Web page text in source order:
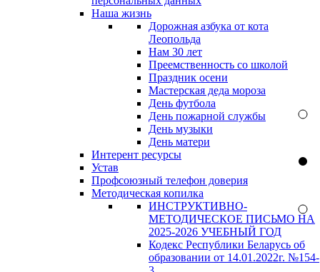
Наша жизнь
Дорожная азбука от кота
Леопольда
Нам 30 лет
Преемственность со школой
Праздник осени
Мастерская деда мороза
День футбола
День пожарной службы
День музыки
День матери
Интерент ресурсы
Устав
Профсоюзный телефон доверия
Методическая копилка
ИНСТРУКТИВНО-
МЕТОДИЧЕСКОЕ ПИСЬМО НА
2025-2026 УЧЕБНЫЙ ГОД
Кодекс Республики Беларусь об
образовании от 14.01.2022г. №154-